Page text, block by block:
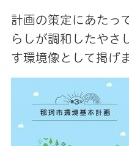
計画の策定にあたっ
らしが調和したやさ
す環境像として掲げ